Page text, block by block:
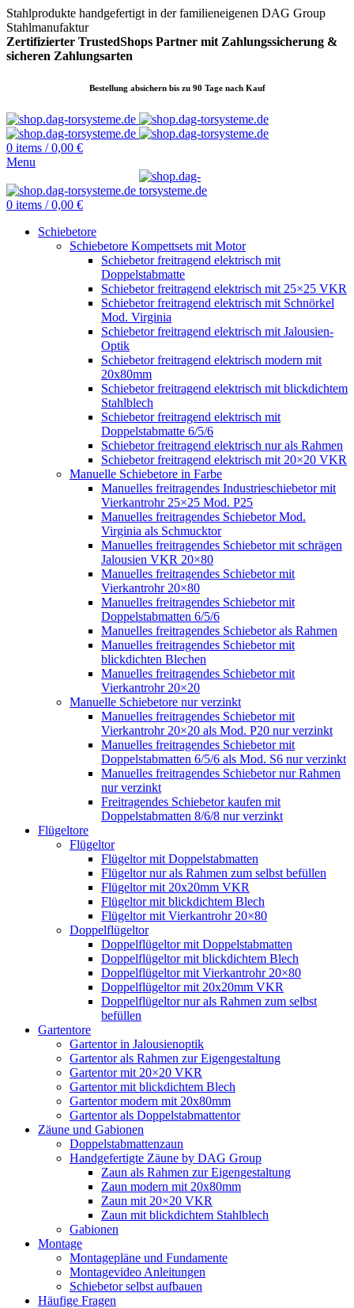
Stahlprodukte handgefertigt in der familieneigenen DAG Group
Stahlmanufaktur
Zertifizierter TrustedShops Partner mit Zahlungssicherung &
sicheren Zahlungsarten
Bestellung absichern bis zu 90 Tage nach Kauf
0 items / 0,00 €
Menu
0 items / 0,00 €
Schiebetore
Schiebetore Kompettsets mit Motor
Schiebetor freitragend elektrisch mit
Doppelstabmatte
Schiebetor freitragend elektrisch mit 25×25 VKR
Schiebetor freitragend elektrisch mit Schnörkel
Mod. Virginia
Schiebetor freitragend elektrisch mit Jalousien-
Optik
Schiebetor freitragend elektrisch modern mit
20x80mm
Schiebetor freitragend elektrisch mit blickdichtem
Stahlblech
Schiebetor freitragend elektrisch mit
Doppelstabmatte 6/5/6
Schiebetor freitragend elektrisch nur als Rahmen
Schiebetor freitragend elektrisch mit 20×20 VKR
Manuelle Schiebetore in Farbe
Manuelles freitragendes Industrieschiebetor mit
Vierkantrohr 25×25 Mod. P25
Manuelles freitragendes Schiebetor Mod.
Virginia als Schmucktor
Manuelles freitragendes Schiebetor mit schrägen
Jalousien VKR 20×80
Manuelles freitragendes Schiebetor mit
Vierkantrohr 20×80
Manuelles freitragendes Schiebetor mit
Doppelstabmatten 6/5/6
Manuelles freitragendes Schiebetor als Rahmen
Manuelles freitragendes Schiebetor mit
blickdichten Blechen
Manuelles freitragendes Schiebetor mit
Vierkantrohr 20×20
Manuelle Schiebetore nur verzinkt
Manuelles freitragendes Schiebetor mit
Vierkantrohr 20×20 als Mod. P20 nur verzinkt
Manuelles freitragendes Schiebetor mit
Doppelstabmatten 6/5/6 als Mod. S6 nur verzinkt
Manuelles freitragendes Schiebetor nur Rahmen
nur verzinkt
Freitragendes Schiebetor kaufen mit
Doppelstabmatten 8/6/8 nur verzinkt
Flügeltore
Flügeltor
Flügeltor mit Doppelstabmatten
Flügeltor nur als Rahmen zum selbst befüllen
Flügeltor mit 20x20mm VKR
Flügeltor mit blickdichtem Blech
Flügeltor mit Vierkantrohr 20×80
Doppelflügeltor
Doppelflügeltor mit Doppelstabmatten
Doppelflügeltor mit blickdichtem Blech
Doppelflügeltor mit Vierkantrohr 20×80
Doppelflügeltor mit 20x20mm VKR
Doppelflügeltor nur als Rahmen zum selbst
befüllen
Gartentore
Gartentor in Jalousienoptik
Gartentor als Rahmen zur Eigengestaltung
Gartentor mit 20×20 VKR
Gartentor mit blickdichtem Blech
Gartentor modern mit 20x80mm
Gartentor als Doppelstabmattentor
Zäune und Gabionen
Doppelstabmattenzaun
Handgefertigte Zäune by DAG Group
Zaun als Rahmen zur Eigengestaltung
Zaun modern mit 20x80mm
Zaun mit 20×20 VKR
Zaun mit blickdichtem Stahlblech
Gabionen
Montage
Montagepläne und Fundamente
Montagevideo Anleitungen
Schiebetor selbst aufbauen
Häufige Fragen